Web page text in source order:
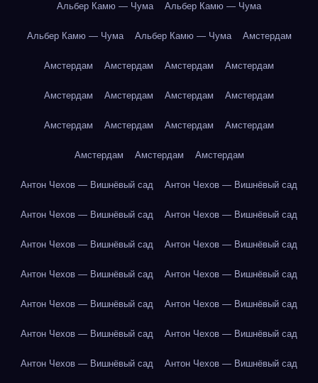
Альбер Камю — Чума Альбер Камю — Чума
Альбер Камю — Чума Альбер Камю — Чума Амстердам
Амстердам Амстердам Амстердам Амстердам
Амстердам Амстердам Амстердам Амстердам
Амстердам Амстердам Амстердам Амстердам
Амстердам Амстердам Амстердам
Антон Чехов — Вишнёвый сад Антон Чехов — Вишнёвый сад
Антон Чехов — Вишнёвый сад Антон Чехов — Вишнёвый сад
Антон Чехов — Вишнёвый сад Антон Чехов — Вишнёвый сад
Антон Чехов — Вишнёвый сад Антон Чехов — Вишнёвый сад
Антон Чехов — Вишнёвый сад Антон Чехов — Вишнёвый сад
Антон Чехов — Вишнёвый сад Антон Чехов — Вишнёвый сад
Антон Чехов — Вишнёвый сад Антон Чехов — Вишнёвый сад